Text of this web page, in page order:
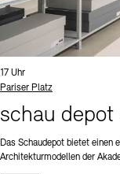
Uhrzeit:
17 Uhr
Standort
Pariser Platz
schau
Das Schaudepot bietet einen
Architekturmodellen der